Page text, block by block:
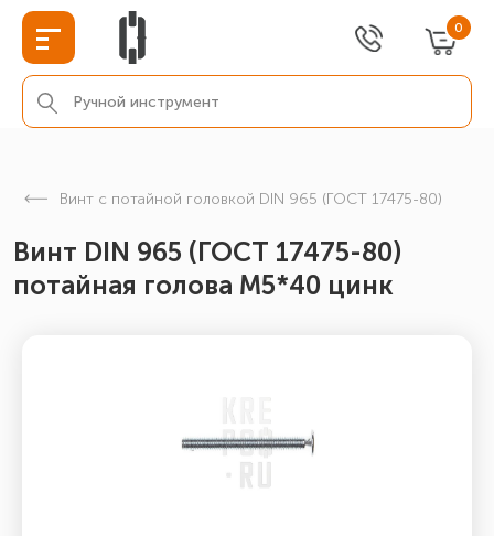
0
Винт с потайной головкой DIN 965 (ГОСТ 17475-80)
Винт DIN 965 (ГОСТ 17475-80)
потайная голова М5*40 цинк